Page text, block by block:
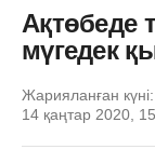
Ақтөбеде
мүгедек
Жарияланған күні:
14 қаңтар 2020,